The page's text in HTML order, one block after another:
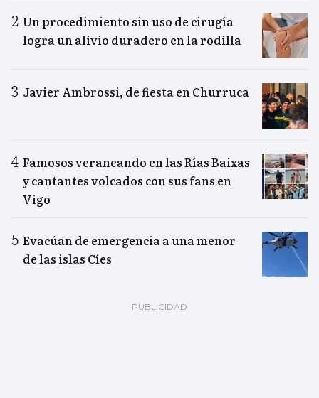
Un procedimiento sin uso de cirugía
logra un alivio duradero en la rodilla
Javier Ambrossi, de fiesta en Churruca
Famosos veraneando en las Rías Baixas
y cantantes volcados con sus fans en
Vigo
Evacúan de emergencia a una menor
de las islas Cíes